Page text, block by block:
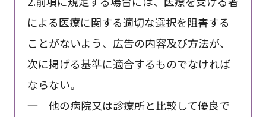
による医療に関する適切な選択を阻害する
ことがないよう、広告の内容及び方法が、
次に掲げる基準に適合するものでなければ
ならない。
一 他の病院又は診療所と比較して優良で